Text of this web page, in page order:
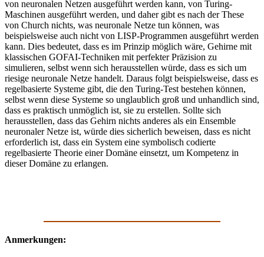
von neuronalen Netzen ausgeführt werden kann, von Turing-
Maschinen ausgeführt werden, und daher gibt es nach der These
von Church nichts, was neuronale Netze tun können, was
beispielsweise auch nicht von LISP-Programmen ausgeführt werden
kann. Dies bedeutet, dass es im Prinzip möglich wäre, Gehirne mit
klassischen GOFAI-Techniken mit perfekter Präzision zu
simulieren, selbst wenn sich herausstellen würde, dass es sich um
riesige neuronale Netze handelt. Daraus folgt beispielsweise, dass es
regelbasierte Systeme gibt, die den Turing-Test bestehen können,
selbst wenn diese Systeme so unglaublich groß und unhandlich sind,
dass es praktisch unmöglich ist, sie zu erstellen. Sollte sich
herausstellen, dass das Gehirn nichts anderes als ein Ensemble
neuronaler Netze ist, würde dies sicherlich beweisen, dass es nicht
erforderlich ist, dass ein System eine symbolisch codierte
regelbasierte Theorie einer Domäne einsetzt, um Kompetenz in
dieser Domäne zu erlangen.
Anmerkungen: